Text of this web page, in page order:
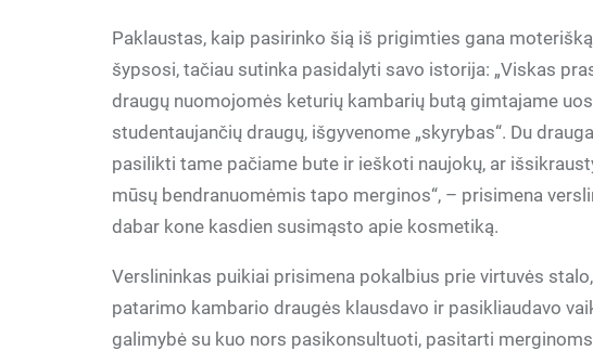
Paklaustas, kaip pasirinko šią iš prigimties gana
šypsosi, tačiau sutinka pasidalyti savo istorija: „Viskas
draugų nuomojomės keturių kambarių butą gimtajame
studentaujančių draugų, išgyvenome „skyrybas“. Du
pasilikti tame pačiame bute ir ieškoti naujokų, ar
mūsų bendranuomėmis tapo merginos“, – prisimena
dabar kone kasdien susimąsto apie kosmetiką.
Verslininkas puikiai prisimena pokalbius prie virtuvės
patarimo kambario draugės klausdavo ir pasikliaudavo
galimybė su kuo nors pasikonsultuoti, pasitarti